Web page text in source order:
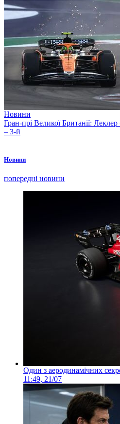
Новини
Гран-прі Великої Британії:
– 3-й
Новини
попередні новини
Один з аеродинамічних
11:49, 21/07